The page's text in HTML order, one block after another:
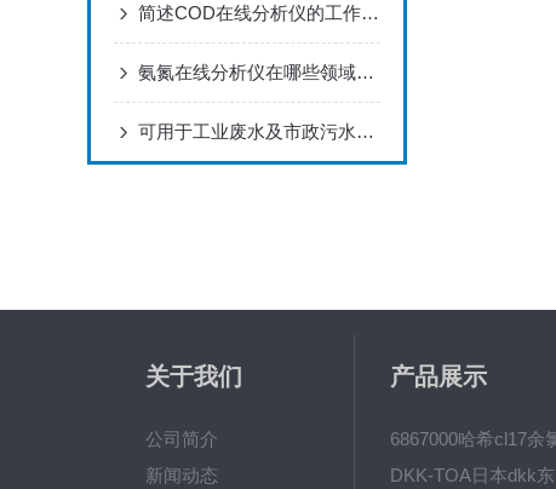
简述COD在线分析仪的工作原理
氨氮在线分析仪在哪些领域有广泛应用？
可用于工业废水及市政污水排放监测的“COD在线分析仪”
关于我们
公司简介
新闻动态
产品展示